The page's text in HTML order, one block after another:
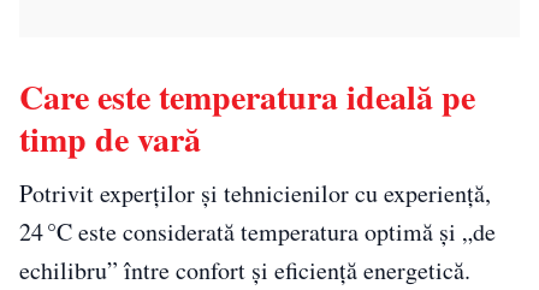
Care este temperatura ideală pe
timp de vară
Potrivit experţilor şi tehnicienilor cu experienţă,
24 °C este considerată temperatura optimă şi „de
echilibru” între confort şi eficienţă energetică.